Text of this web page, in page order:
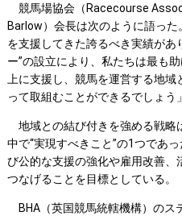
競馬場協会（Racecourse
Barlow）会長は次のように語っ
を支援してきた誇るべき実績があ
ー”の設立により、私たちは最も
上に支援し、競馬を運営する地域
って取組むことができるでしょう
地域との結び付きを強める戦略
中で“実現すべきこと”の1つであ
び公的な支援の強化や雇用改善、
つなげることを目標としている。
BHA（英国競馬統轄機構）のス